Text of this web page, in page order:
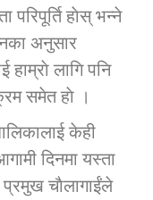
हाेस् भन्ने
अनुसार
लागि पनि
समेत हाे ।
केही
दिनमा यस्ता
प्रमुख चाैलागाईंले